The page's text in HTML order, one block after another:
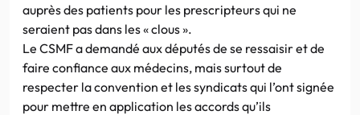
auprès des patients pour les prescripteurs qui ne
seraient pas dans les « clous ».
Le CSMF a demandé aux députés de se ressaisir et de
faire confiance aux médecins, mais surtout de
respecter la convention et les syndicats qui l’ont signée
pour mettre en application les accords qu’ils